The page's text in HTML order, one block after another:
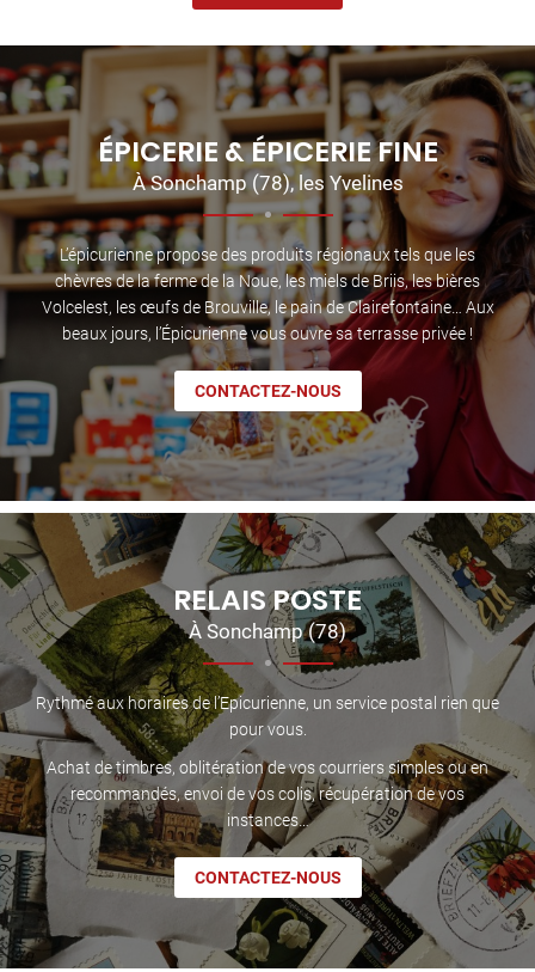
ACCUEIL
FINE
AVIS
CONTACT
Une
01 30 88 65
Restez
INSCRIPTION
Rejoignez-
ÉPICERIE & ÉPICERIE FINE
À Sonchamp (78), les Yvelines
L’épicurienne propose des produits régionaux tels que les
chèvres de la ferme de la Noue, les miels de Briis, les bières
Volcelest, les œufs de Brouville, le pain de Clairefontaine… Aux
beaux jours, l’Épicurienne vous ouvre sa terrasse privée !
CONTACTEZ-NOUS
RELAIS POSTE
À Sonchamp (78)
Rythmé aux horaires de l’Epicurienne, un service postal rien que
pour vous.
Achat de timbres, oblitération de vos courriers simples ou en
recommandés, envoi de vos colis, récupération de vos
instances…
CONTACTEZ-NOUS